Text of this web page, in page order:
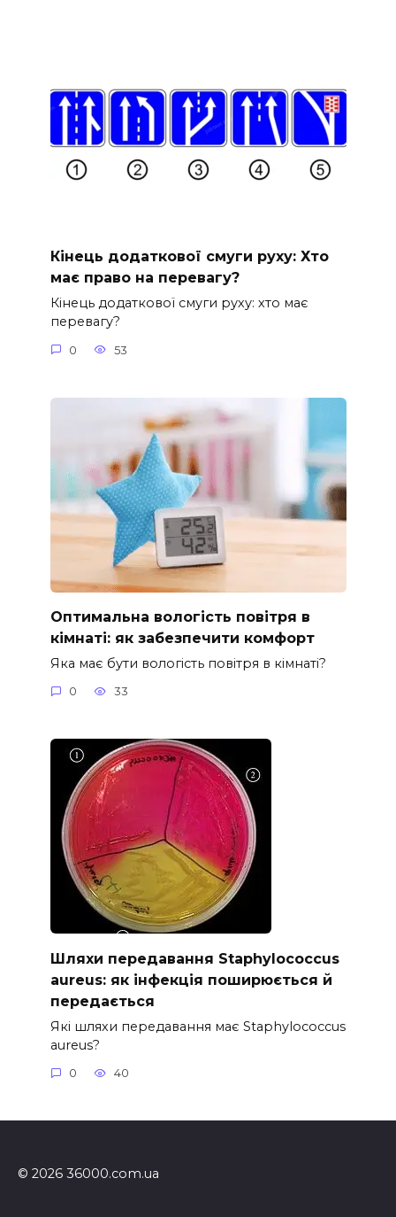
Кінець додаткової смуги руху: Хто
має право на перевагу?
Кінець додаткової смуги руху: хто має
перевагу?
0 53
Оптимальна вологість повітря в
кімнаті: як забезпечити комфорт
Яка має бути вологість повітря в кімнаті?
0 33
Шляхи передавання Staphylococcus
aureus: як інфекція поширюється й
передається
Які шляхи передавання має Staphylococcus
aureus?
0 40
© 2026 36000.com.ua